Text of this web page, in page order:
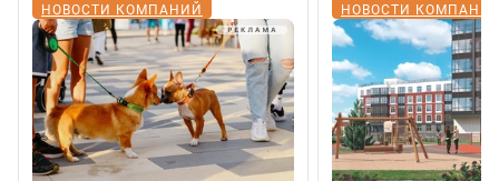
НОВОСТИ КОМПАНИЙ НОВОСТИ